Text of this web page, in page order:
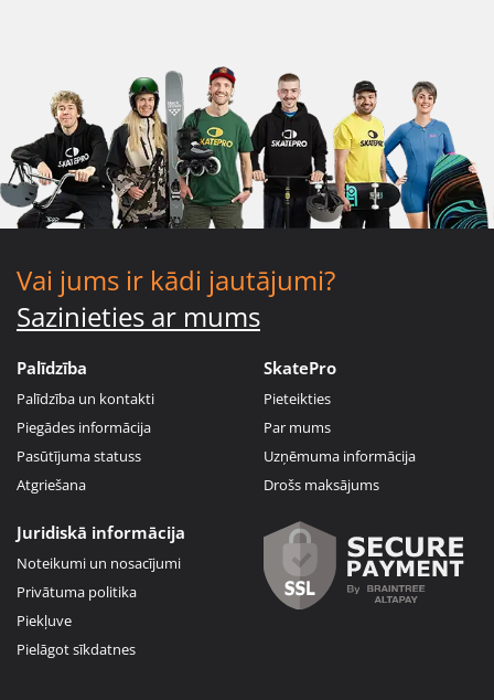
Vai jums ir kādi jautājumi?
Sazinieties ar mums
Palīdzība
Palīdzība un kontakti
Piegādes informācija
Pasūtījuma statuss
Atgriešana
SkatePro
Pieteikties
Par mums
Uzņēmuma informācija
Drošs maksājums
Juridiskā informācija
Noteikumi un nosacījumi
Privātuma politika
Piekļuve
Pielāgot sīkdatnes